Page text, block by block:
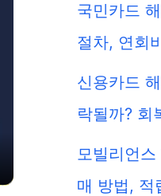
국민카드
절차, 연회
신용카드
락될까? 회
모빌리언
매 방법, 적